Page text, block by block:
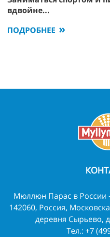
вдвойне...
ПОДРОБНЕЕ
Мюллюн Парас в
142060, Россия,
деревня Сырьево,
Тел.: +7